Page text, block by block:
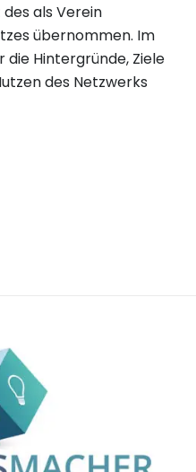
als Verein
übernommen. Im
Hintergründe, Ziele
des Netzwerks